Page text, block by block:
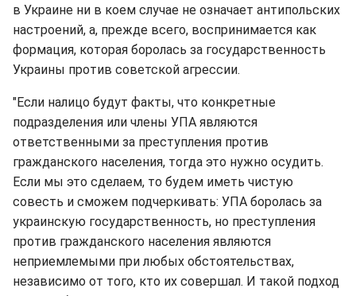
в Украине ни в коем случае не означает антипольских
настроений, а, прежде всего, воспринимается как
формация, которая боролась за государственность
Украины против советской агрессии.
"Если налицо будут факты, что конкретные
подразделения или члены УПА являются
ответственными за преступления против
гражданского населения, тогда это нужно осудить.
Если мы это сделаем, то будем иметь чистую
совесть и сможем подчеркивать: УПА боролась за
украинскую государственность, но преступления
против гражданского населения являются
неприемлемыми при любых обстоятельствах,
независимо от того, кто их совершал. И такой подход